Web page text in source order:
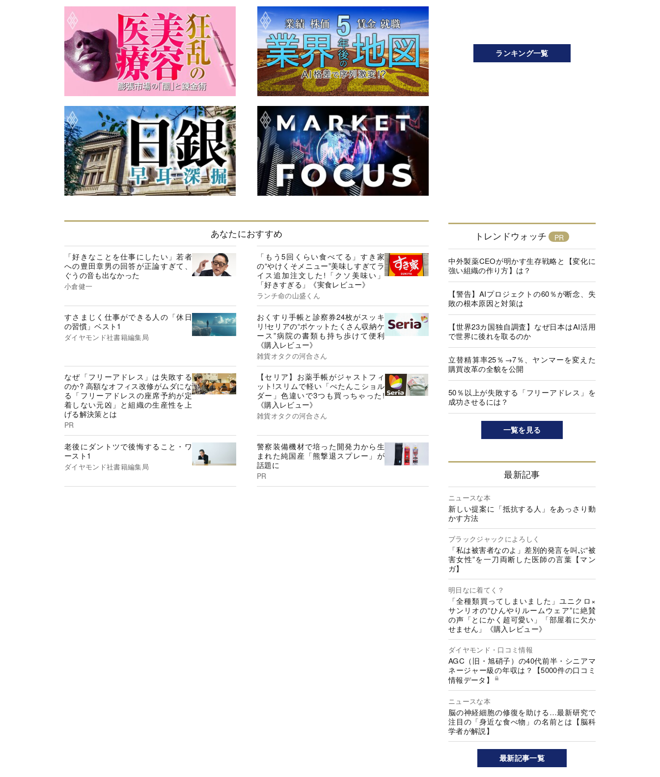
あなたにおすすめ
「好きなことを仕事にしたい」若者
への豊田章男の回答が正論すぎて、
ぐうの音も出なかった
小倉健一
「もう5回くらい食べてる」すき家
の“やけくそメニュー”美味しすぎてラ
イス追加注文した!「クソ美味い」
「好きすぎる」《実食レビュー》
ランチ命の山盛くん
すさまじく仕事ができる人の「休日
の習慣」ベスト1
ダイヤモンド社書籍編集局
おくすり手帳と診察券24枚がスッキ
リ!セリアの“ポケットたくさん収納ケ
ース”病院の書類も持ち歩けて便利
《購入レビュー》
雑貨オタクの河合さん
なぜ「フリーアドレス」は失敗する
のか? 高額なオフィス改修がムダにな
る「フリーアドレスの座席予約が定
着しない元凶」と組織の生産性を上
げる解決策とは
PR
【セリア】お薬手帳がジャストフィ
ット!スリムで軽い「ぺたんこショル
ダー」色違いで3つも買っちゃった!
《購入レビュー》
雑貨オタクの河合さん
老後にダントツで後悔すること・ワ
ースト1
ダイヤモンド社書籍編集局
警察装備機材で培った開発力から生
まれた純国産「熊撃退スプレー」が
話題に
PR
ランキング一覧
トレンドウォッチ
中外製薬CEOが明かす生存戦略と【変化に
強い組織の作り方】は？
【警告】AIプロジェクトの60％が断念、失
敗の根本原因と対策は
【世界23カ国独自調査】なぜ日本はAI活用
で世界に後れを取るのか
立替精算率25％→7％、ヤンマーを変えた
購買改革の全貌を公開
50％以上が失敗する「フリーアドレス」を
成功させるには？
一覧を見る
最新記事
ニュースな本
新しい提案に「抵抗する人」をあっさり動
かす方法
ブラックジャックによろしく
「私は被害者なのよ」差別的発言を叫ぶ“被
害女性”を一刀両断した医師の言葉【マン
ガ】
明日なに着てく？
「全種類買ってしまいました」ユニクロ×
サンリオの“ひんやりルームウェア”に絶賛
の声「とにかく超可愛い」「部屋着に欠か
せません」《購入レビュー》
ダイヤモンド・口コミ情報
AGC（旧・旭硝子）の40代前半・シニアマ
ネージャー級の年収は？【5000件の口コミ
情報データ】
ニュースな本
脳の神経細胞の修復を助ける…最新研究で
注目の「身近な食べ物」の名前とは【脳科
学者が解説】
最新記事一覧